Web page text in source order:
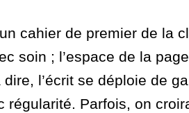
cahier de premier de la
soin ; l’espace de la
l’écrit se déploie de
régularité. Parfois, on